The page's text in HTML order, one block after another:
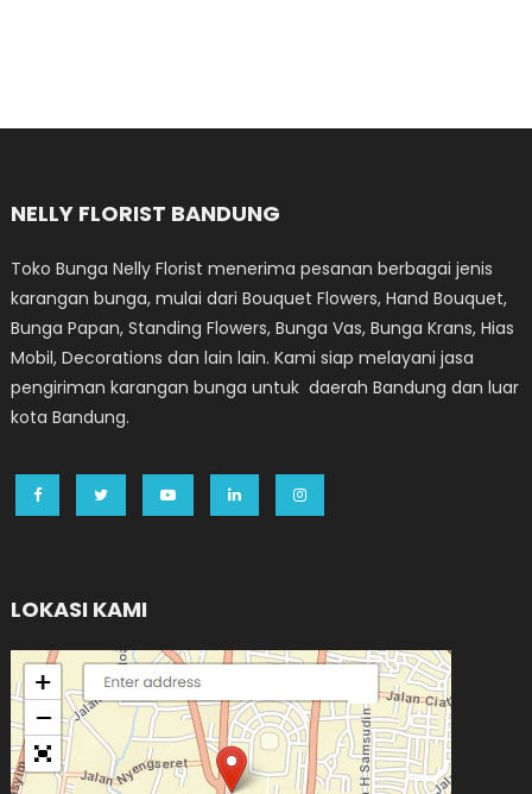
NELLY FLORIST BANDUNG
Toko Bunga Nelly Florist menerima pesanan berbagai jenis
karangan bunga, mulai dari Bouquet Flowers, Hand Bouquet,
Bunga Papan, Standing Flowers, Bunga Vas, Bunga Krans, Hias
Mobil, Decorations dan lain lain. Kami siap melayani jasa
pengiriman karangan bunga untuk daerah Bandung dan luar
kota Bandung.
LOKASI KAMI